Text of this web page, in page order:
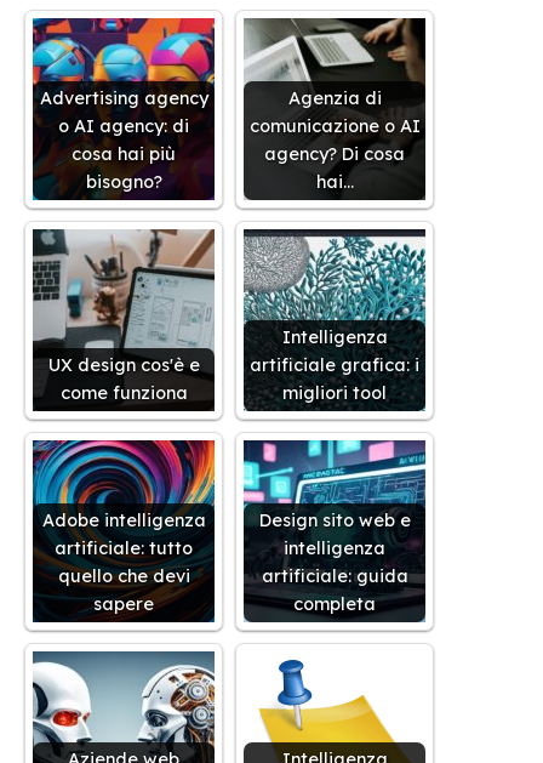
Advertising agency
o AI agency: di
cosa hai più
bisogno?
Agenzia di
comunicazione o AI
agency? Di cosa
hai…
UX design cos'è e
come funziona
Intelligenza
artificiale grafica: i
migliori tool
Adobe intelligenza
artificiale: tutto
quello che devi
sapere
Design sito web e
intelligenza
artificiale: guida
completa